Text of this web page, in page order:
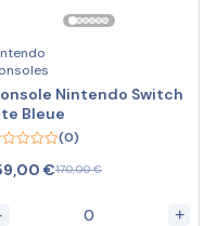
Nintendo Switch
Bleue
(0)
170,00€
€
+